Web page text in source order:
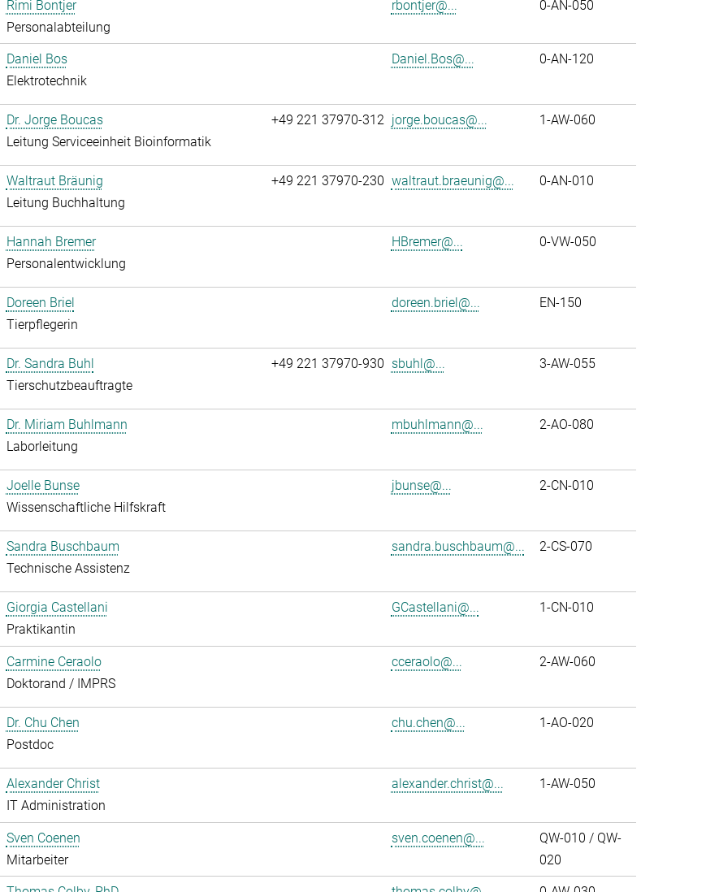
Rimi Bontjer
Personalabteilung
rbontjer@... 0-AN-050
Daniel Bos
Elektrotechnik
Daniel.Bos@... 0-AN-120
Dr. Jorge Boucas
Leitung Serviceeinheit Bioinformatik
+49 221 37970-312 jorge.boucas@... 1-AW-060
Waltraut Bräunig
Leitung Buchhaltung
+49 221 37970-230 waltraut.braeunig@... 0-AN-010
Hannah Bremer
Personalentwicklung
HBremer@... 0-VW-050
Doreen Briel
Tierpflegerin
doreen.briel@... EN-150
Dr. Sandra Buhl
Tierschutzbeauftragte
+49 221 37970-930 sbuhl@... 3-AW-055
Dr. Miriam Buhlmann
Laborleitung
mbuhlmann@... 2-AO-080
Joelle Bunse
Wissenschaftliche Hilfskraft
jbunse@... 2-CN-010
Sandra Buschbaum
Technische Assistenz
sandra.buschbaum@... 2-CS-070
Giorgia Castellani
Praktikantin
GCastellani@... 1-CN-010
Carmine Ceraolo
Doktorand / IMPRS
cceraolo@... 2-AW-060
Dr. Chu Chen
Postdoc
chu.chen@... 1-AO-020
Alexander Christ
IT Administration
alexander.christ@... 1-AW-050
Sven Coenen
Mitarbeiter
sven.coenen@...
QW-010 / QW-
020